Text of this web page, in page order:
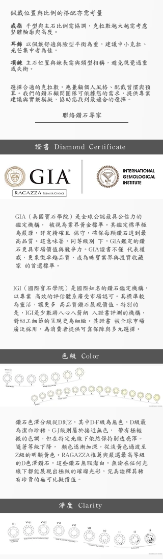
佩戴位置與比例的搭配亦需考量
戒指 手型與主石比例需協調，克拉數越大越需考慮
整體輪廓與高度。
耳飾 以佩戴舒適與臉型平衡為重，建議中小克拉、
光芒集中者為佳。
項鍊 主石位置與鍊長需與頸型相稱，避免視覺過重
或失衡。
選擇合適的克拉數，應兼顧個人風格、配戴習慣與預
算。我們的鑽石顧問團隊可依據您的需求，提供專業
建議與實戴模擬，協助您找到最適合的選擇。
聯絡鑽石專家
證書 Diamond Certificate
GIA（美國寶石學院）是全球公認最具公信力的
鑑定機構， 被視為業界黃金標準。其鑑定標準極
為嚴謹，評定精確且 保守，確保每顆鑽石達到最
高品質。這意味著，同等級別 下，GIA鑑定的鑽
石更具市場價值與競爭力。GIA證書不僅 代表權
威，更象徵卓越品質，成為珠寶業界與投資收藏
家 的首選標準。
​IGI（國際寶石學院）是國際知名的鑽石鑑定機構，
以專業 高效的評估體系廣受市場認可。其標準較
為靈活，讓更多 高品質鑽石展現價值。特別的
是，IGI是少數將八心八箭納 入證書評測的機構，
對切工細節的呈現更為細緻。其證書 被全球市場
廣泛採用，為消費者提供可靠保障與多元選擇。
色級 Color
鑽石色澤分級從D到Z，其中D-F級為無色，D級最
為潔白珍稀，G-J級則屬於接近無色， 帶有極輕
微的色調，但在特定光線下依然保持剔透亮澤。
隨著等級下降， 顏色逐漸加深，從淡黃色過渡至
Z級的明顯黃色。RAGAZZA推薦與嚴選最高等級
的D色澤鑽石，這些鑽石無瑕潔白，無論在任何光
線下都能展現出極致的璀璨光彩，完美詮釋其稀
有珍貴的無可比擬價值。
淨度 Clarity